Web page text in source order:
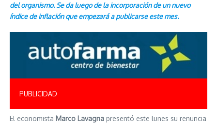
del organismo. Se da luego de la incorporación de un nuevo
índice de inflación que empezará a publicarse este mes.
PUBLICIDAD
El economista Marco Lavagna presentó este lunes su renuncia